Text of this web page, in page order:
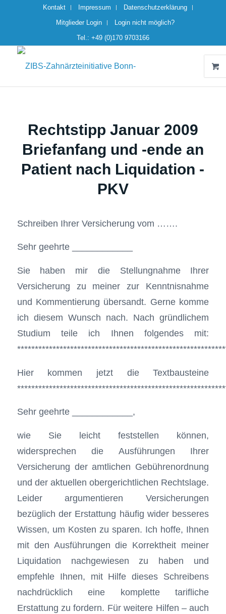
Kontakt Impressum
Datenschutzerklärung
Mitglieder Login
Login nicht möglich?
Tel.: +49 (0)170 9703166
Rechtstipp Januar 2009
Briefanfang und -ende an
Patient nach Liquidation -
PKV
Schreiben Ihrer Versicherung vom …….
Sehr geehrte ____________
Sie haben mir die Stellungnahme Ihrer
Versicherung zu meiner zur Kenntnisnahme
und Kommentierung übersandt. Gerne komme
ich diesem Wunsch nach. Nach gründlichem
Studium teile ich Ihnen folgendes mit:
Hier kommen jetzt die Textbausteine
Sehr geehrte ____________,
wie Sie leicht feststellen können,
widersprechen die Ausführungen Ihrer
Versicherung der amtlichen Gebührenordnung
und der aktuellen obergerichtlichen Rechtslage.
Leider argumentieren Versicherungen
bezüglich der Erstattung häufig wider besseres
Wissen, um Kosten zu sparen. Ich hoffe, Ihnen
mit den Ausführungen die Korrektheit meiner
Liquidation nachgewiesen zu haben und
empfehle Ihnen, mit Hilfe dieses Schreibens
nachdrücklich eine komplette tarifliche
Erstattung zu fordern. Für weitere Hilfen – auch